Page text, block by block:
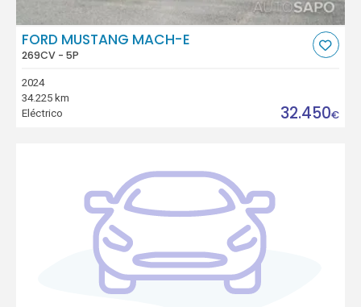
FORD MUSTANG MACH-E
269CV - 5P
2024
34.225 km
Eléctrico
32.450€